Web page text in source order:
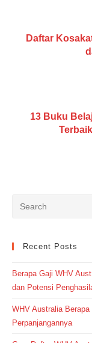
Daftar
13 Buku
Recent Posts
Berapa Gaji WHV
dan Potensi
WHV Australia
Perpanjangannya